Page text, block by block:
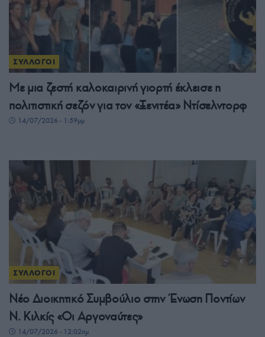
ΣΥΛΛΟΓΟΙ
Με μια ζεστή καλοκαιρινή γιορτή έκλεισε η
πολιτιστική σεζόν για τον «Ξενιτέα» Ντίσελντορφ
14/07/2026 - 1:59μμ
ΣΥΛΛΟΓΟΙ
Νέο Διοικητικό Συμβούλιο στην Ένωση Ποντίων
Ν. Κιλκίς «Οι Αργοναύτες»
14/07/2026 - 12:02πμ